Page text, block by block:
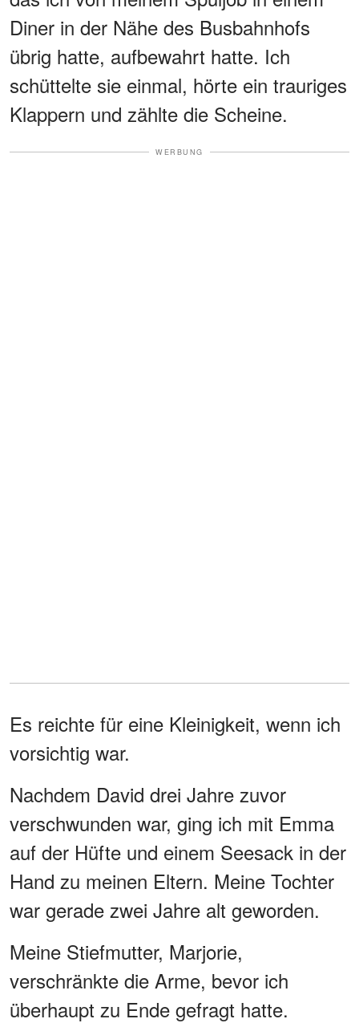
Diner in der Nähe des Busbahnhofs
übrig hatte, aufbewahrt hatte. Ich
schüttelte sie einmal, hörte ein trauriges
Klappern und zählte die Scheine.
WERBUNG
Es reichte für eine Kleinigkeit, wenn ich
vorsichtig war.
Nachdem David drei Jahre zuvor
verschwunden war, ging ich mit Emma
auf der Hüfte und einem Seesack in der
Hand zu meinen Eltern. Meine Tochter
war gerade zwei Jahre alt geworden.
Meine Stiefmutter, Marjorie,
verschränkte die Arme, bevor ich
überhaupt zu Ende gefragt hatte.